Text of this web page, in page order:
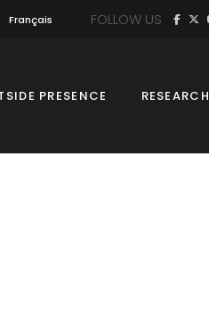
Français FOLLOW US
PRESENCE RESEARCH